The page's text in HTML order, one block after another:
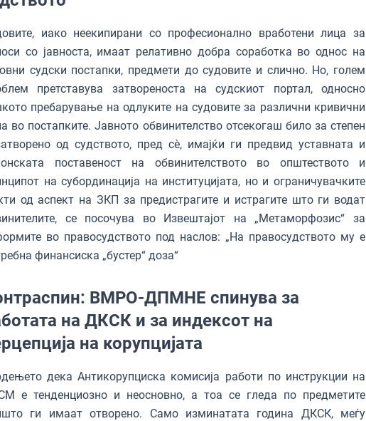
иако неекипирани со професионално вработени лица за
со јавноста, имаат релативно добра соработка во однос на
судски постапки, предмети до судовите и слично. Но, голем
претставува затвореноста на судскиот портал, односно
пребарување на одлуките на судовите за различни кривични
во постапките. Јавното обвинителство отсекогаш било за степен
од судството, пред сѐ, имајќи ги предвид уставната и
поставеност на обвинителството во општеството и
на субординација на институцијата, но и ограничувачките
од аспект на ЗКП за предистрагите и истрагите што ги водат
се посочува во Извештајот на „Метаморфозис“ за
во правосудството под наслов: „На правосудството му е
финансиска „бустер“ доза“
ВМРО-ДПМНЕ спинува за
на ДКСК и за индексот на
на корупцијата
дека Антикорупциска комисија работи по инструкции на
е тенденциозно и неосновно, а тоа се гледа по предметите
ги имаат отворено. Само изминатата година ДКСК, меѓу